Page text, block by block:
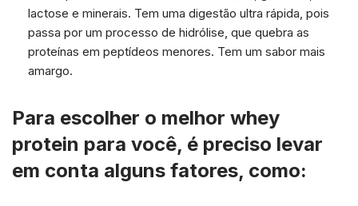
lactose e minerais. Tem uma digestão ultra rápida, pois
passa por um processo de hidrólise, que quebra as
proteínas em peptídeos menores. Tem um sabor mais
amargo.
Para escolher o melhor whey
protein para você, é preciso levar
em conta alguns fatores, como: